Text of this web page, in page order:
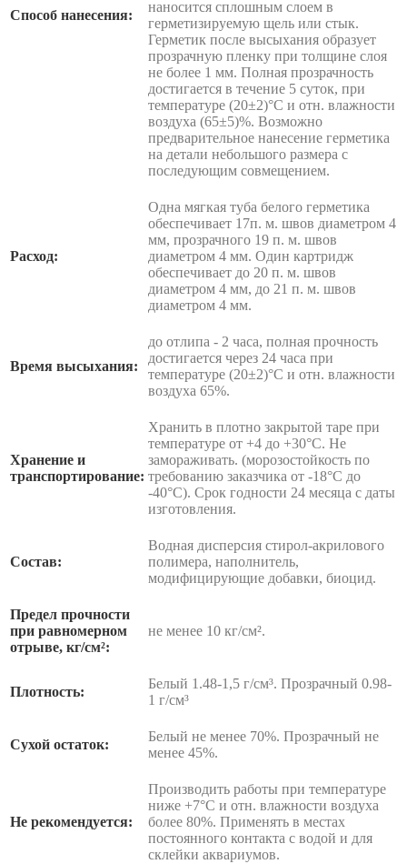
Способ нанесения:
наносится сплошным слоем в
герметизируемую щель или стык.
Герметик после высыхания образует
прозрачную пленку при толщине слоя
не более 1 мм. Полная прозрачность
достигается в течение 5 суток, при
температуре (20±2)°С и отн. влажности
воздуха (65±5)%. Возможно
предварительное нанесение герметика
на детали небольшого размера с
последующим совмещением.
Расход:
Одна мягкая туба белого герметика
обеспечивает 17п. м. швов диаметром 4
мм, прозрачного 19 п. м. швов
диаметром 4 мм. Один картридж
обеспечивает до 20 п. м. швов
диаметром 4 мм, до 21 п. м. швов
диаметром 4 мм.
Время высыхания:
до отлипа - 2 часа, полная прочность
достигается через 24 часа при
температуре (20±2)°С и отн. влажности
воздуха 65%.
Хранение и
транспортирование:
Хранить в плотно закрытой таре при
температуре от +4 до +30°С. Не
замораживать. (морозостойкость по
требованию заказчика от -18°С до
-40°С). Срок годности 24 месяца с даты
изготовления.
Состав:
Водная дисперсия стирол-акрилового
полимера, наполнитель,
модифицирующие добавки, биоцид.
Предел прочности
при равномерном
отрыве, кг/см²:
не менее 10 кг/см².
Плотность:
Белый 1.48-1,5 г/см³. Прозрачный 0.98-
1 г/см³
Сухой остаток:
Белый не менее 70%. Прозрачный не
менее 45%.
Не рекомендуется:
Производить работы при температуре
ниже +7°С и отн. влажности воздуха
более 80%. Применять в местах
постоянного контакта с водой и для
склейки аквариумов.